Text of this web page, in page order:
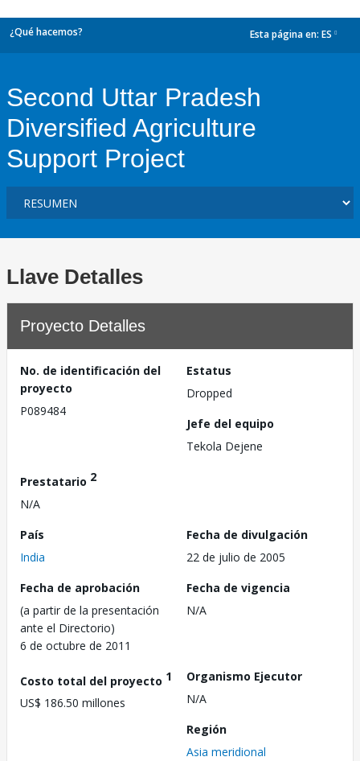
¿Qué hacemos? Esta página en: ES
Second Uttar Pradesh
Diversified Agriculture
Support Project
Llave Detalles
Proyecto Detalles
No. de identificación del
proyecto
P089484
Estatus
Dropped
Jefe del equipo
Tekola Dejene
Prestatario 2
N/A
País
India
Fecha de divulgación
22 de julio de 2005
Fecha de aprobación
(a partir de la presentación
ante el Directorio)
6 de octubre de 2011
Fecha de vigencia
N/A
Costo total del proyecto 1
US$ 186.50 millones
Organismo Ejecutor
N/A
Región
Asia meridional